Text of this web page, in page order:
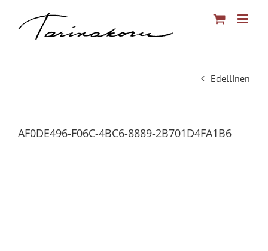
Edellinen
AF0DE496-F06C-4BC6-8889-2B701D4FA1B6